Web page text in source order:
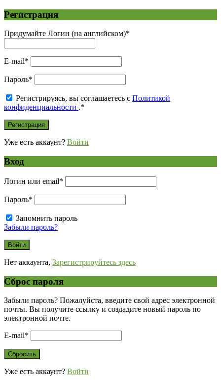
Регистрация
Придумайте Логин (на английском)*
E-mail*
Пароль*
Регистрируясь, вы соглашаетесь с Политикой
конфиденциальности .*
Уже есть аккаунт? Войти
Вход
Логин или email*
Пароль*
Запомнить пароль
Забыли пароль?
Нет аккаунта, Зарегистрируйтесь здесь
Сброс пароля
Забыли пароль? Пожалуйста, введите свой адрес электронной
почты. Вы получите ссылку и создадите новый пароль по
электронной почте.
E-mail*
Уже есть аккаунт? Войти